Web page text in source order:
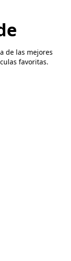
de las mejores
favoritas.